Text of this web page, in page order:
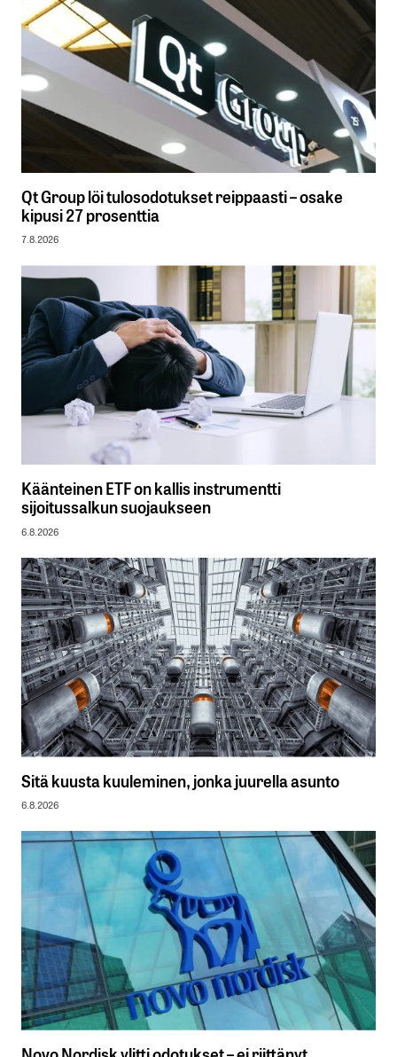
Qt Group löi tulosodotukset reippaasti – osake
kipusi 27 prosenttia
7.8.2026
Käänteinen ETF on kallis instrumentti
sijoitussalkun suojaukseen
6.8.2026
Sitä kuusta kuuleminen, jonka juurella asunto
6.8.2026